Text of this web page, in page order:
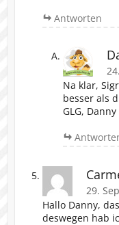
Antworten
Na klar,
besser als
GLG, Danny
29.
Hallo Danny,
deswegen hab